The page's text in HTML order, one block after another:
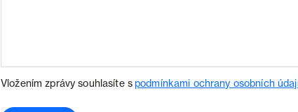
Vložením zprávy souhlasíte spodmínkami ochrany osobních